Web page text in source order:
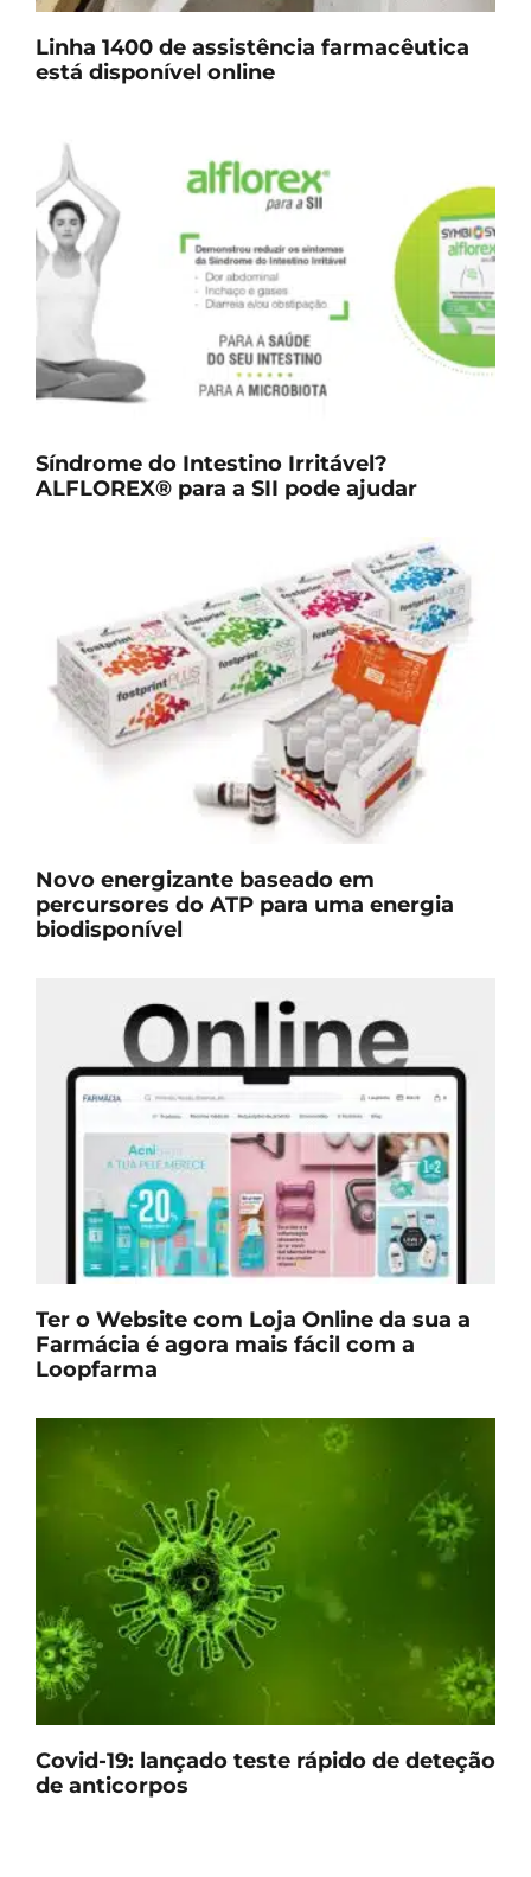
Linha 1400 de assistência farmacêutica
está disponível online
Síndrome do Intestino Irritável?
ALFLOREX® para a SII pode ajudar
Novo energizante baseado em
percursores do ATP para uma energia
biodisponível
Ter o Website com Loja Online da sua a
Farmácia é agora mais fácil com a
Loopfarma
Covid-19: lançado teste rápido de deteção
de anticorpos